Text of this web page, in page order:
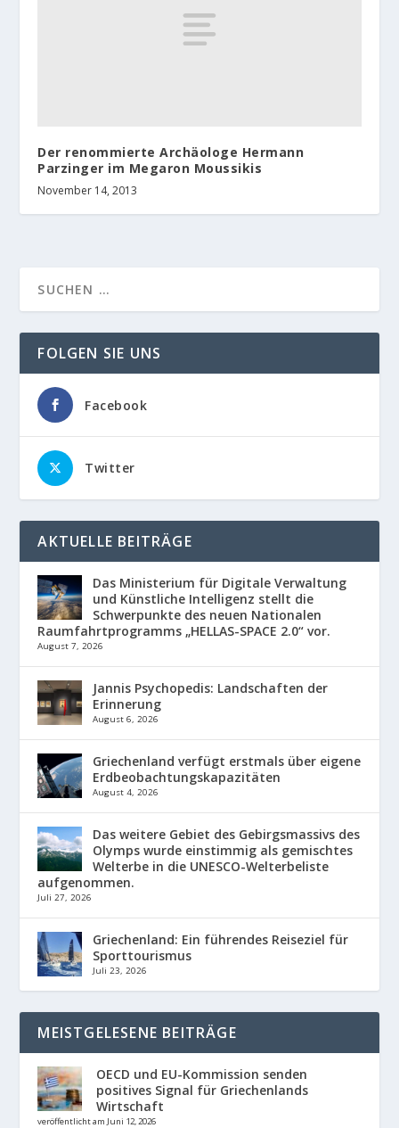
Der renommierte Archäologe Hermann
Parzinger im Megaron Moussikis
November 14, 2013
FOLGEN SIE UNS
Facebook
Twitter
AKTUELLE BEITRÄGE
Das Ministerium für Digitale Verwaltung
und Künstliche Intelligenz stellt die
Schwerpunkte des neuen Nationalen
Raumfahrtprogramms „HELLAS-SPACE 2.0“ vor.
August 7, 2026
Jannis Psychopedis: Landschaften der
Erinnerung
August 6, 2026
Griechenland verfügt erstmals über eigene
Erdbeobachtungskapazitäten
August 4, 2026
Das weitere Gebiet des Gebirgsmassivs des
Olymps wurde einstimmig als gemischtes
Welterbe in die UNESCO-Welterbeliste
aufgenommen.
Juli 27, 2026
Griechenland: Ein führendes Reiseziel für
Sporttourismus
Juli 23, 2026
MEISTGELESENE BEITRÄGE
OECD und EU-Kommission senden
positives Signal für Griechenlands
Wirtschaft
veröffentlicht am Juni 12, 2026